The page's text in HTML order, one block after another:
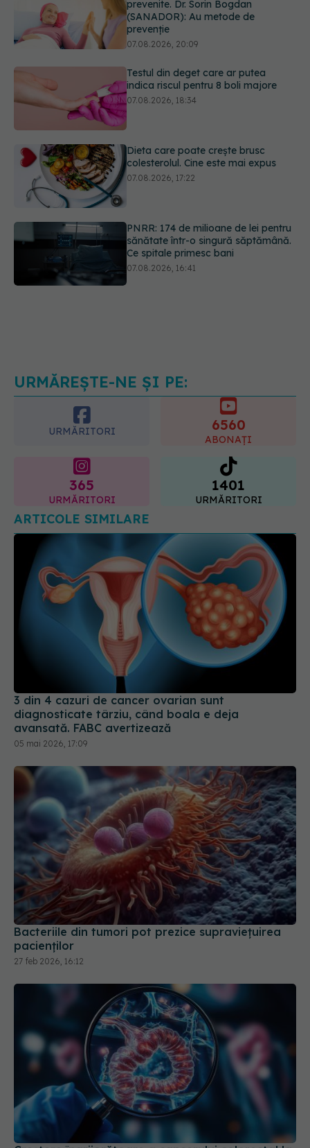
EXCLUSIV Cancerele care pot fi
prevenite. Dr. Sorin Bogdan
(SANADOR): Au metode de
prevenție
Testul din deget care ar putea
indica riscul pentru 8 boli majore
Dieta care poate crește brusc
colesterolul. Cine este mai expus
PNRR: 174 de milioane de lei pentru
sănătate într-o singură săptămână.
Ce spitale primesc bani
URMĂREȘTE-NE ȘI PE:
URMĂRITORI 6560
ABONAȚI
365
URMĂRITORI
1401
URMĂRITORI
ARTICOLE SIMILARE
3 din 4 cazuri de cancer ovarian sunt
diagnosticate târziu, când boala e deja
avansată. FABC avertizează
05 mai 2026, 17:09
Bacteriile din tumori pot prezice supraviețuirea
pacienților
27 feb 2026, 16:12